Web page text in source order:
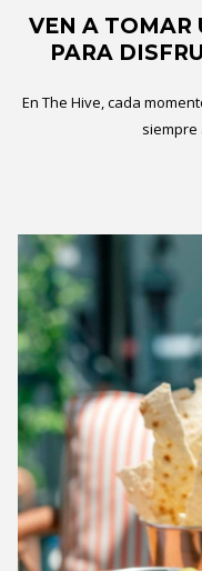
VEN A TOMAR
PARA
En The Hive, cada
siempre